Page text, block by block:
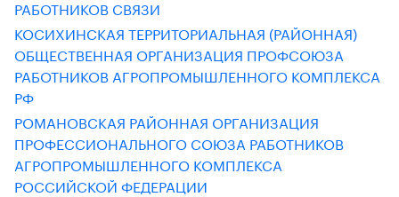
РАБОТНИКОВ СВЯЗИ
КОСИХИНСКАЯ ТЕРРИТОРИАЛЬНАЯ (РАЙОННАЯ)
ОБЩЕСТВЕННАЯ ОРГАНИЗАЦИЯ ПРОФСОЮЗА
РАБОТНИКОВ АГРОПРОМЫШЛЕННОГО КОМПЛЕКСА
РФ
РОМАНОВСКАЯ РАЙОННАЯ ОРГАНИЗАЦИЯ
ПРОФЕССИОНАЛЬНОГО СОЮЗА РАБОТНИКОВ
АГРОПРОМЫШЛЕННОГО КОМПЛЕКСА
РОССИЙСКОЙ ФЕДЕРАЦИИ